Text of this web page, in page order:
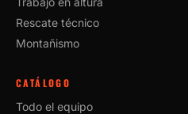
Rescate técnico
Montañismo
CATÁLOGO
Todo el equipo